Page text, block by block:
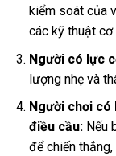
kiểm soát của
các kỹ thuật cơ
Người có lực
lượng nhẹ và
Người chơi
điều cầu:Nếu
để chiến